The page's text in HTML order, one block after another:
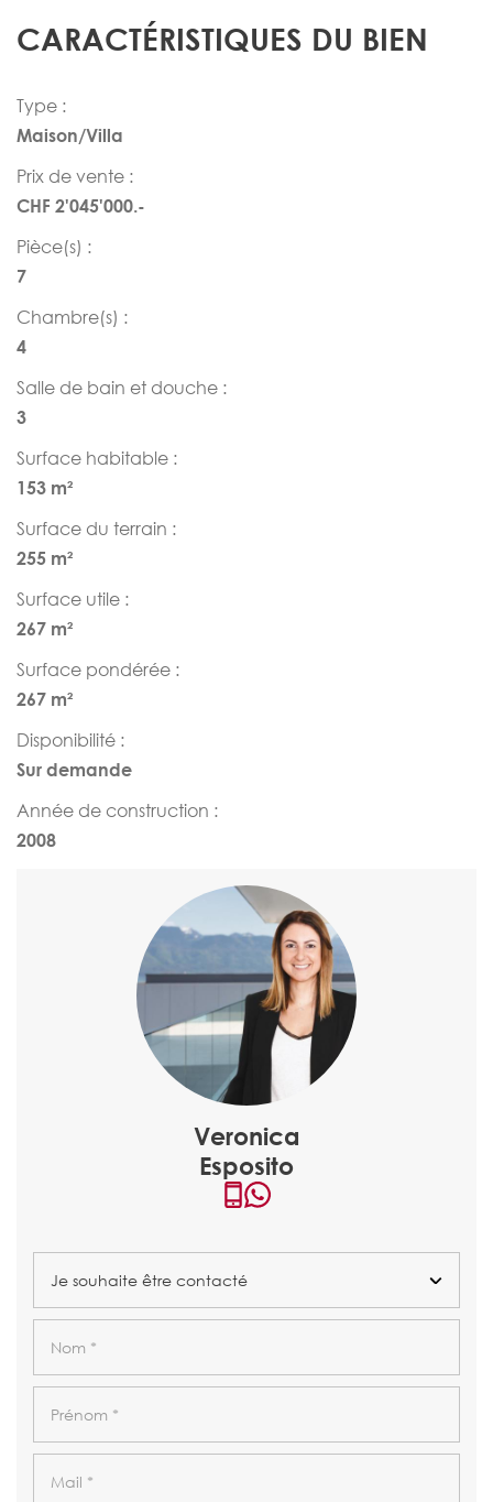
CARACTÉRISTIQUES DU BIEN
Type :
Maison/Villa
Prix de vente :
CHF 2'045'000.-
Pièce(s) :
7
Chambre(s) :
4
Salle de bain et douche :
3
Surface habitable :
153 m²
Surface du terrain :
255 m²
Surface utile :
267 m²
Surface pondérée :
267 m²
Disponibilité :
Sur demande
Année de construction :
2008
Veronica
Esposito